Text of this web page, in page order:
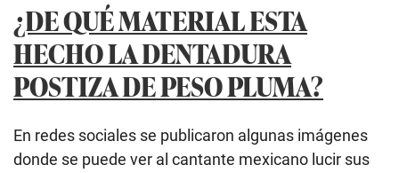
¿DE QUÉ MATERIAL ESTA
HECHO LA DENTADURA
POSTIZA DE PESO PLUMA?
En redes sociales se publicaron algunas imágenes
donde se puede ver al cantante mexicano lucir sus